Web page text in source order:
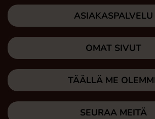
ASIAKASPALVELU
OMAT SIVUT
TÄÄLLÄ ME
SEURAA MEITÄ